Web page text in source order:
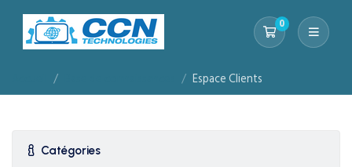
0
Votre panier
Espace Clients
Catégories